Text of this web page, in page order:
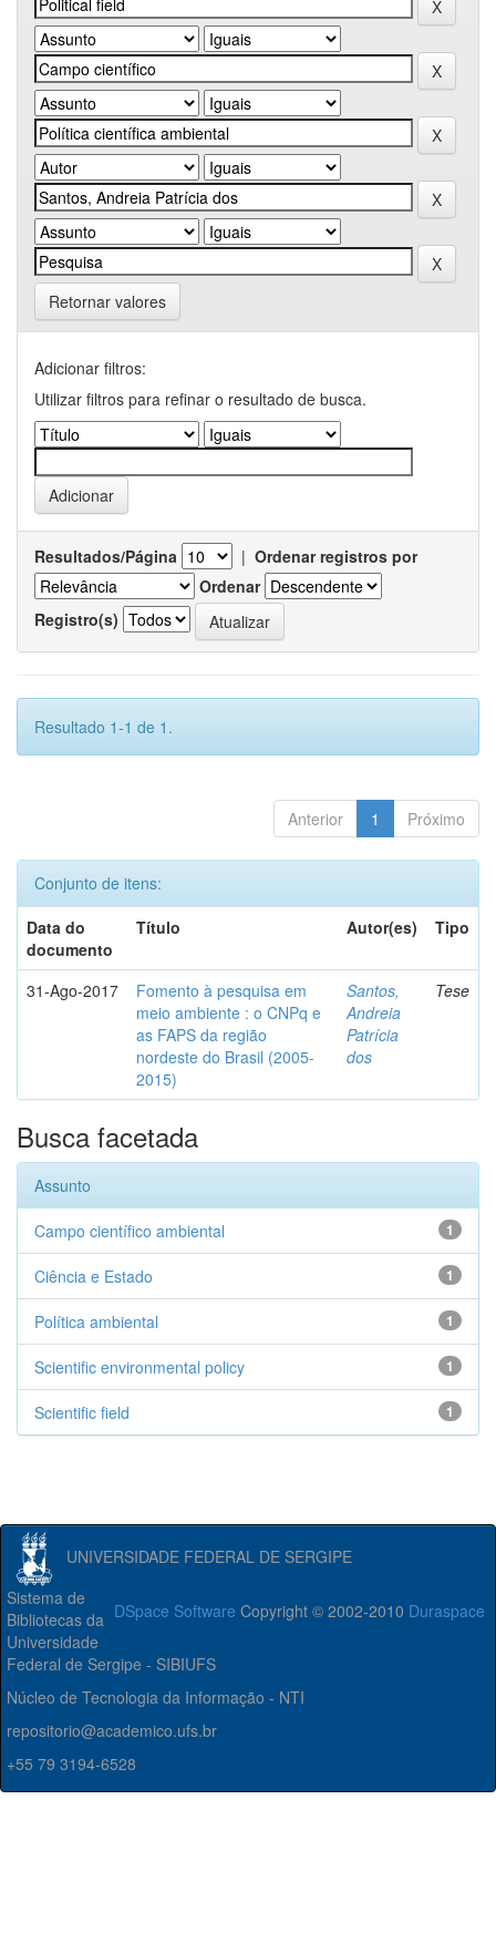
Retornar valores
Adicionar filtros:
Utilizar filtros para refinar o resultado de busca.
Resultados/Página | Ordenar registros por
Ordenar
Registro(s)
Resultado 1-1 de 1.
Anterior 1 Próximo
Conjunto de itens:
Data do
documento
Título Autor(es) Tipo
31-Ago-2017
Fomento à pesquisa em
meio ambiente : o CNPq e
as FAPS da região
nordeste do Brasil (2005-
2015)
Santos,
Andreia
Patrícia
dos
Tese
Busca facetada
Assunto
1
Campo científico ambiental
1
Ciência e Estado
1
Política ambiental
1
Scientific environmental policy
1
Scientific field
UNIVERSIDADE FEDERAL DE SERGIPE
DSpace Software Copyright © 2002-2010 Duraspace
Sistema de
Bibliotecas da
Universidade
Federal de Sergipe - SIBIUFS
Núcleo de Tecnologia da Informação - NTI
repositorio@academico.ufs.br
+55 79 3194-6528